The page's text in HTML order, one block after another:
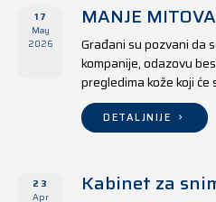
17
May
2026
MANJE
Građani su pozvani da
kompanije, odazovu
pregledima kože koji
godine u jedanaest
državnim tako i u
DETALJNIJE
23
Apr
Kabinet za